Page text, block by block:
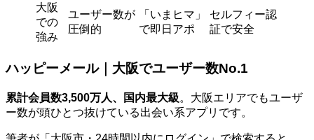
大阪
での
強み
ユーザー数が
圧倒的
「いまヒマ」
で即日アポ
セルフィー認
証で安全
ハッピーメール｜大阪でユーザー数No.1
累計会員数3,500万人、国内最大級。大阪エリアでもユーザ
ー数が頭ひとつ抜けている出会い系アプリです。